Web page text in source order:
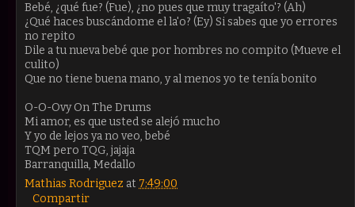
Bebé, ¿qué fue? (Fue), ¿no pues que muy tragaíto'? (Ah)
¿Qué haces buscándome el la'o? (Ey) Si sabes que yo errores
no repito
Dile a tu nueva bebé que por hombres no compito (Mueve el
culito)
Que no tiene buena mano, y al menos yo te tenía bonito
O-O-Ovy On The Drums
Mi amor, es que usted se alejó mucho
Y yo de lejos ya no veo, bebé
TQM pero TQG, jajaja
Barranquilla, Medallo
Mathias Rodriguez at 7:49:00
Compartir